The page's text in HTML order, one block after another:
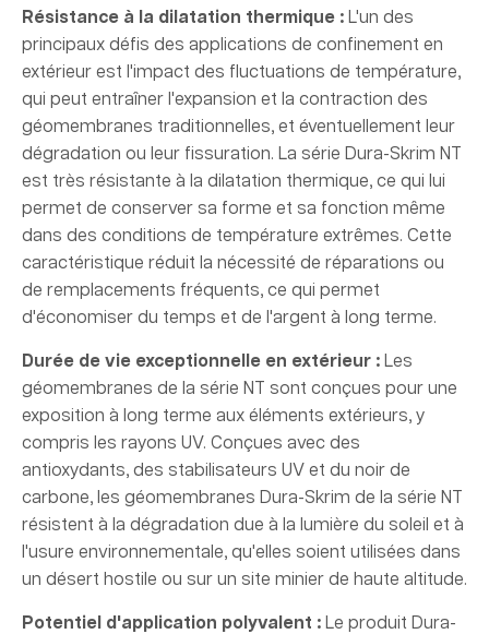
Résistance à la dilatation thermique : L'un des
principaux défis des applications de confinement en
extérieur est l'impact des fluctuations de température,
qui peut entraîner l'expansion et la contraction des
géomembranes traditionnelles, et éventuellement leur
dégradation ou leur fissuration. La série Dura-Skrim NT
est très résistante à la dilatation thermique, ce qui lui
permet de conserver sa forme et sa fonction même
dans des conditions de température extrêmes. Cette
caractéristique réduit la nécessité de réparations ou
de remplacements fréquents, ce qui permet
d'économiser du temps et de l'argent à long terme.
Durée de vie exceptionnelle en extérieur : Les
géomembranes de la série NT sont conçues pour une
exposition à long terme aux éléments extérieurs, y
compris les rayons UV. Conçues avec des
antioxydants, des stabilisateurs UV et du noir de
carbone, les géomembranes Dura-Skrim de la série NT
résistent à la dégradation due à la lumière du soleil et à
l'usure environnementale, qu'elles soient utilisées dans
un désert hostile ou sur un site minier de haute altitude.
Potentiel d'application polyvalent : Le produit Dura-